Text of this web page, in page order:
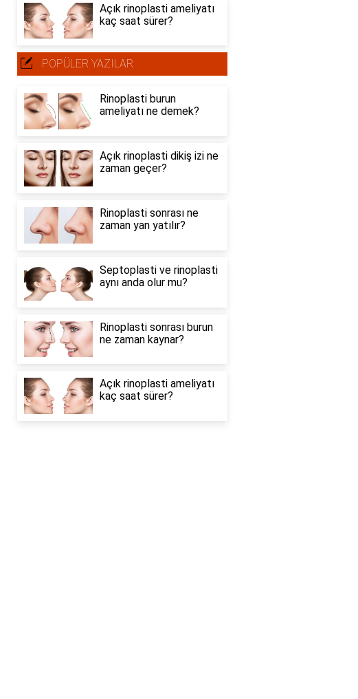
Açık rinoplasti ameliyatı
kaç saat sürer?
POPÜLER YAZILAR
Rinoplasti burun
ameliyatı ne demek?
Açık rinoplasti dikiş izi ne
zaman geçer?
Rinoplasti sonrası ne
zaman yan yatılır?
Septoplasti ve rinoplasti
aynı anda olur mu?
Rinoplasti sonrası burun
ne zaman kaynar?
Açık rinoplasti ameliyatı
kaç saat sürer?